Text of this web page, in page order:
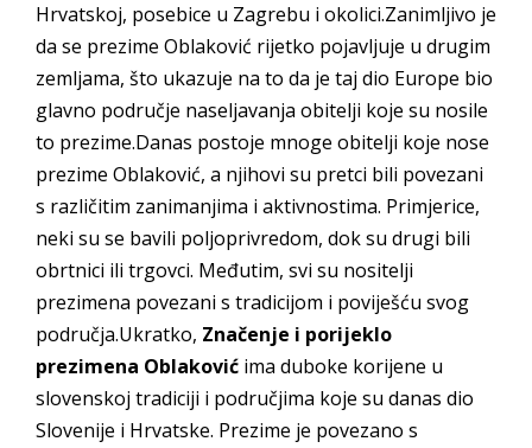
Hrvatskoj, posebice u Zagrebu i okolici.Zanimljivo je
da se prezime Oblaković rijetko pojavljuje u drugim
zemljama, što ukazuje na to da je taj dio Europe bio
glavno područje naseljavanja obitelji koje su nosile
to prezime.Danas postoje mnoge obitelji koje nose
prezime Oblaković, a njihovi su pretci bili povezani
s različitim zanimanjima i aktivnostima. Primjerice,
neki su se bavili poljoprivredom, dok su drugi bili
obrtnici ili trgovci. Međutim, svi su nositelji
prezimena povezani s tradicijom i poviješću svog
područja.Ukratko, Značenje i porijeklo
prezimena Oblaković ima duboke korijene u
slovenskoj tradiciji i područjima koje su danas dio
Slovenije i Hrvatske. Prezime je povezano s